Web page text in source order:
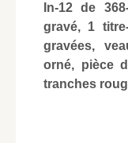
In-12 de
gravé, 1
gravées,
orné, pièce
tranches